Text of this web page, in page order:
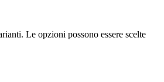
Le opzioni possono essere scelte